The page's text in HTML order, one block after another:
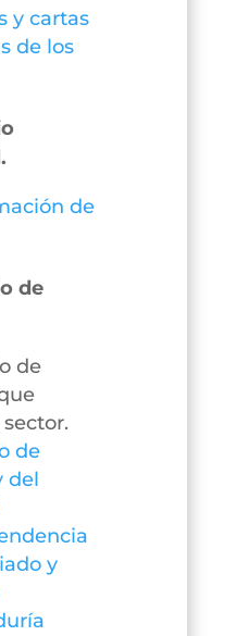
y cartas
de los
de
de
de
de
del
y